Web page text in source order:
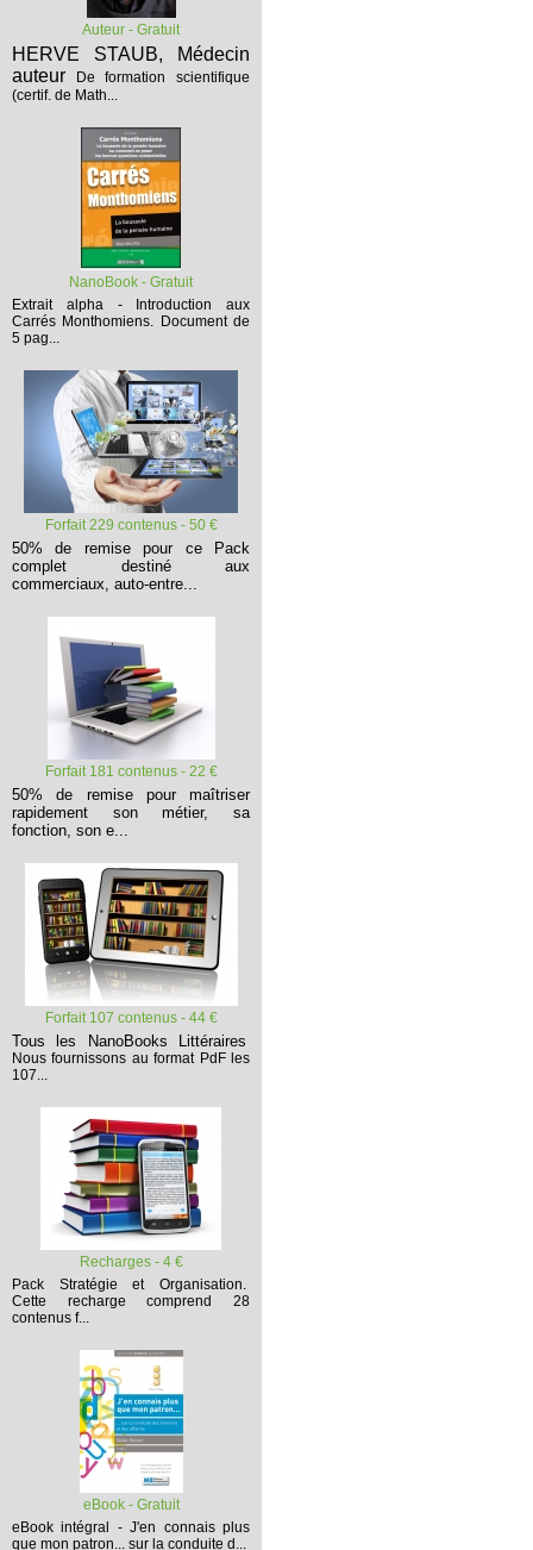
Auteur - Gratuit
HERVE STAUB, Médecin
auteur
De formation scientifique
(certif. de Math...
NanoBook - Gratuit
Extrait alpha - Introduction aux
Carrés Monthomiens. Document de
5 pag...
Forfait 229 contenus - 50 €
50% de remise pour ce Pack
complet destiné aux
commerciaux, auto-entre...
Forfait 181 contenus - 22 €
50% de remise pour maîtriser
rapidement son métier, sa
fonction, son e...
Forfait 107 contenus - 44 €
Tous les NanoBooks Littéraires
Nous fournissons au format PdF les
107...
Recharges - 4 €
Pack Stratégie et Organisation.
Cette recharge comprend 28
contenus f...
eBook - Gratuit
eBook intégral - J'en connais plus
que mon patron... sur la conduite d...